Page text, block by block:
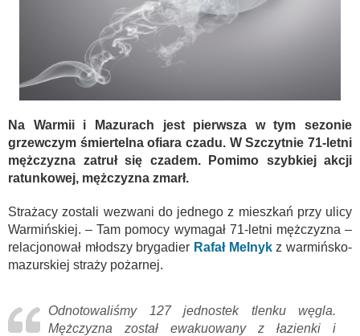
Na Warmii i Mazurach jest pierwsza w tym sezonie
grzewczym śmiertelna ofiara czadu. W Szczytnie 71-letni
mężczyzna zatruł się czadem. Pomimo szybkiej akcji
ratunkowej, mężczyzna zmarł.
Strażacy zostali wezwani do jednego z mieszkań przy ulicy
Warmińskiej. – Tam pomocy wymagał 71-letni mężczyzna –
relacjonował młodszy brygadier Rafał Melnykz warmińsko-
mazurskiej straży pożarnej.
Odnotowaliśmy 127 jednostek tlenku węgla.
Mężczyzna został ewakuowany z łazienki i